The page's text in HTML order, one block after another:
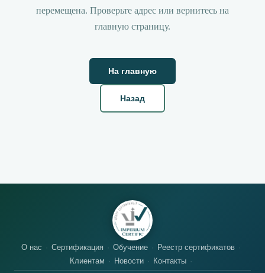
перемещена. Проверьте адрес или вернитесь на
главную страницу.
На главную
Назад
О нас Сертификация Обучение
Реестр сертификатов
Клиентам
Новости Контакты